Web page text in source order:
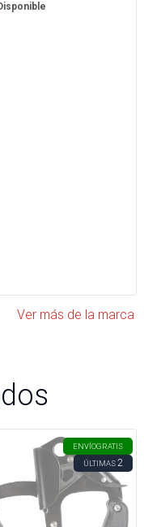
Ver más de la marca
ENVÍOGRATIS
ÚLTIMAS2